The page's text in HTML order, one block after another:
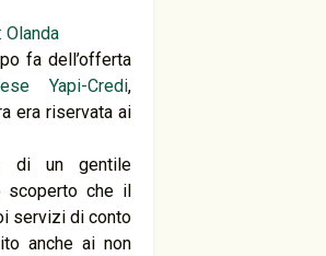
fa dell’offerta
Yapi-Credi,
era riservata ai
di un gentile
scoperto che il
servizi di conto
anche ai non